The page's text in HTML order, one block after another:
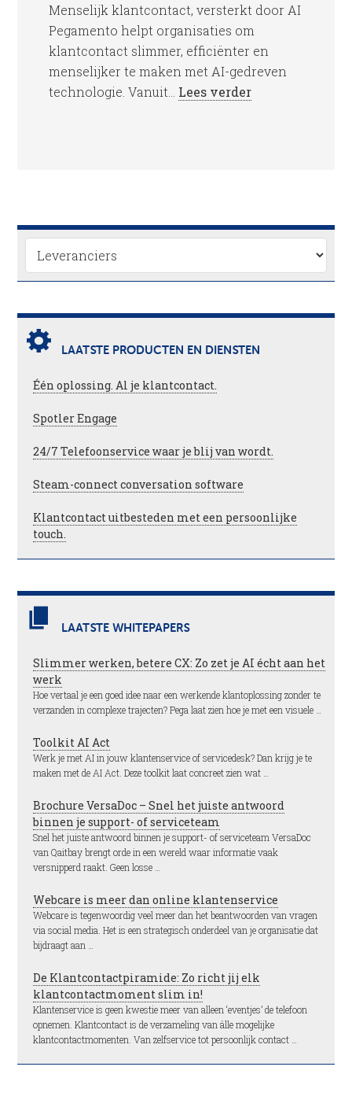
Menselijk klantcontact, versterkt door AI
Pegamento helpt organisaties om
klantcontact slimmer, efficiënter en
menselijker te maken met AI-gedreven
technologie. Vanuit... Lees verder
LAATSTE PRODUCTEN EN DIENSTEN
Één oplossing. Al je klantcontact.
Spotler Engage
24/7 Telefoonservice waar je blij van wordt.
Steam-connect conversation software
Klantcontact uitbesteden met een persoonlijke
touch.
LAATSTE WHITEPAPERS
Slimmer werken, betere CX: Zo zet je AI écht aan het
werk
Hoe vertaal je een goed idee naar een werkende klantoplossing zonder te
verzanden in complexe trajecten? Pega laat zien hoe je met een visuele …
Toolkit AI Act
Werk je met AI in jouw klantenservice of servicedesk? Dan krijg je te
maken met de AI Act. Deze toolkit laat concreet zien wat …
Brochure VersaDoc – Snel het juiste antwoord
binnen je support- of serviceteam
Snel het juiste antwoord binnen je support- of serviceteam VersaDoc
van Qaitbay brengt orde in een wereld waar informatie vaak
versnipperd raakt. Geen losse …
Webcare is meer dan online klantenservice
Webcare is tegenwoordig veel meer dan het beantwoorden van vragen
via social media. Het is een strategisch onderdeel van je organisatie dat
bijdraagt aan …
De Klantcontactpiramide: Zo richt jij elk
klantcontactmoment slim in!
Klantenservice is geen kwestie meer van alleen ‘eventjes’ de telefoon
opnemen. Klantcontact is de verzameling van álle mogelijke
klantcontactmomenten. Van zelfservice tot persoonlijk contact …